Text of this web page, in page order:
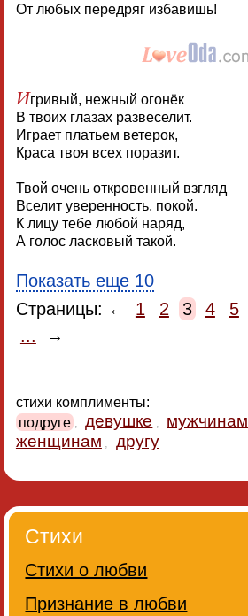
От любых передряг избавишь!
Игривый, нежный огонёк
В твоих глазах развеселит.
Играет платьем ветерок,
Краса твоя всех поразит.
Твой очень откровенный взгляд
Вселит уверенность, покой.
К лицу тебе любой наряд,
А голос ласковый такой.
Показать еще 10
Страницы: ←
1 2 3 4 5
...
→
стихи комплименты:
подруге , девушке , мужчинам
женщинам , другу
Стихи
Стихи о любви
Признание в любви